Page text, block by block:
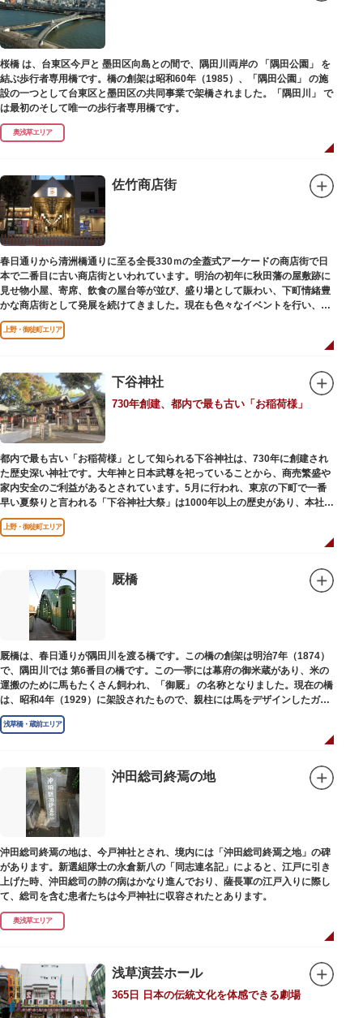
ています。
桜橋 は、台東区今戸と 墨田区向島との間で、隅田川両岸の 「隅田公園」 を
結ぶ歩行者専用橋です。橋の創架は昭和60年（1985）、「隅田公園」 の施
設の一つとして台東区と墨田区の共同事業で架橋されました。「隅田川」 で
は最初のそして唯一の歩行者専用橋です。
奥浅草エリア
佐竹商店街
春日通りから清洲橋通りに至る全長330ｍの全蓋式アーケードの商店街で日
本で二番目に古い商店街といわれています。明治の初年に秋田藩の屋敷跡に
見せ物小屋、寄席、飲食の屋台等が並び、盛り場として賑わい、下町情緒豊
かな商店街として発展を続けてきました。現在も色々なイベントを行い、住
民から親しまれている魅力的な商店街です。
上野・御徒町エリア
下谷神社
730年創建、都内で最も古い「お稲荷様」
都内で最も古い「お稲荷様」として知られる下谷神社は、730年に創建され
た歴史深い神社です。大年神と日本武尊を祀っていることから、商売繁盛や
家内安全のご利益があるとされています。5月に行われ、東京の下町で一番
早い夏祭りと言われる「下谷神社大祭」は1000年以上の歴史があり、本社神
輿の渡御を行う「本祭り」と、町会神輿の渡御だけの「陰祭り」が隔年に行
われています。
本殿には、日本を代表する画家 横山大観による「龍」の天井絵が掲げられて
「句碑」や、初代・三笑亭可楽の寄席が境内で初めて開かれたという「寄席
発祥之地」の石碑などの見どころも。
オリジナルの朱印帳の販売や、月や日によって限定の御朱印頒布も行ってい
上野・御徒町エリア
厩橋
厩橋は、春日通りが隅田川を渡る橋です。この橋の創架は明治7年（1874）
で、隅田川では 第6番目の橋です。この一帯には幕府の御米蔵があり、米の
運搬のために馬もたくさん飼われ、「御厩」 の名称となりました。現在の橋
は、昭和4年（1929）に架設されたもので、親柱には馬をデザインしたガラ
ス細工が組み込まれています。
浅草橋・蔵前エリア
沖田総司終焉の地
沖田総司終焉の地は、今戸神社とされ、境内には「沖田総司終焉之地」の碑
があります。新選組隊士の永倉新八の「同志連名記」によると、江戸に引き
上げた時、沖田総司の肺の病はかなり進んでおり、薩長軍の江戸入りに際し
て、総司を含む患者たちは今戸神社に収容されたとあります。
奥浅草エリア
浅草演芸ホール
365日 日本の伝統文化を体感できる劇場